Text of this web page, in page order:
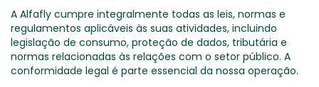
A Alfafly cumpre integralmente todas as leis, normas e
regulamentos aplicáveis às suas atividades, incluindo
legislação de consumo, proteção de dados, tributária e
normas relacionadas às relações com o setor público. A
conformidade legal é parte essencial da nossa operação.